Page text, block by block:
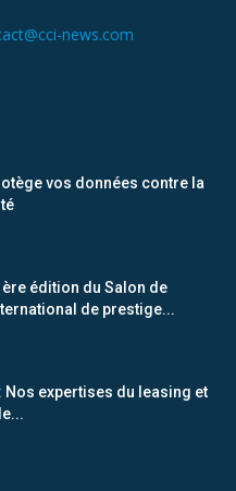
news.com
vos données contre la
édition du Salon de
de prestige...
Nos expertises du leasing et